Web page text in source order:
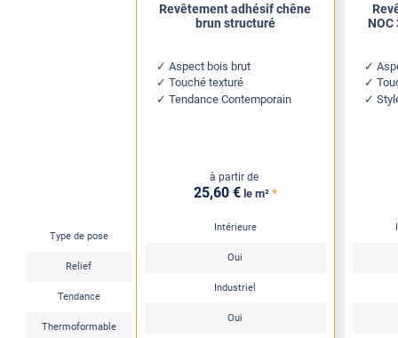
Type de pose
Relief
Tendance
Thermoformable
Revêtement adhésif chêne
brun structuré
Aspect bois brut
Touché texturé
Tendance Contemporain
à partir de
25,60 € le m² *
Intérieure
Oui
Industriel
Oui